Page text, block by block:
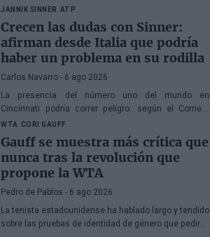
Murcia.
JANNIK SINNER ATP
Crecen las dudas con Sinner:
afirman desde Italia que podría
haber un problema en su rodilla
Carlos Navarro - 6 ago 2026
La presencia del número uno del mundo en
Cincinnati podría correr peligro: según el Corriere
della Sera, el equipo de Jannik no descarta acudir
directamente al US Open.
WTA CORI GAUFF
Gauff se muestra más crítica que
nunca tras la revolución que
propone la WTA
Pedro de Pablos - 6 ago 2026
La tenista estadounidense ha hablado largo y tendido
sobre las pruebas de identidad de género que pedirá